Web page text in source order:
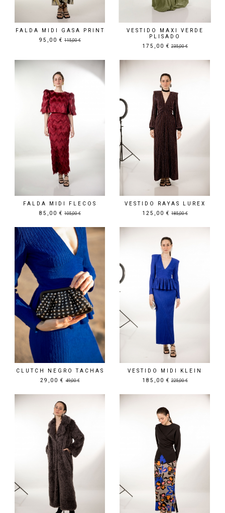
FALDA MIDI GASA PRINT
95,00 € 115,00 €
VESTIDO MAXI VERDE
PLISADO
175,00 € 235,00 €
Precio rebajado
FALDA MIDI FLECOS
85,00 € 105,00 €
Precio rebajado
VESTIDO RAYAS LUREX
125,00 € 185,00 €
Precio rebajado
CLUTCH NEGRO TACHAS
29,00 € 49,00 €
VESTIDO MIDI KLEIN
185,00 € 225,00 €